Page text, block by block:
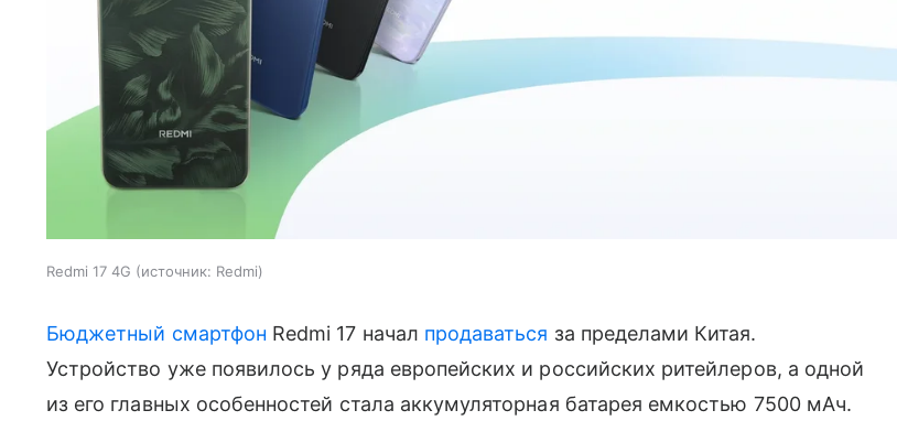
Redmi 17 4G источник: Redmi
Бюджетный смартфон Redmi 17 начал продаваться за пределами Китая.
Устройство уже появилось у ряда европейских и российских ритейлеров, а одной
из его главных особенностей стала аккумуляторная батарея емкостью 7500 мАч.